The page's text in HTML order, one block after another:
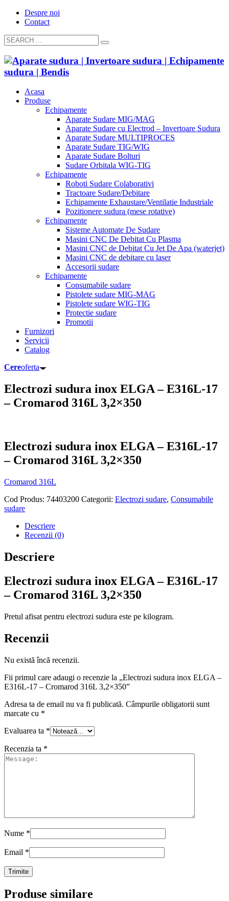
Despre noi
Contact
Acasa
Produse
Echipamente
Aparate Sudare MIG/MAG
Aparate Sudare cu Electrod – Invertoare Sudura
Aparate Sudare MULTIPROCES
Aparate Sudare TIG/WIG
Aparate Sudare Bolturi
Sudare Orbitala WIG-TIG
Echipamente
Roboti Sudare Colaborativi
Tractoare Sudare/Debitare
Echipamente Exhaustare/Ventilatie Industriale
Pozitionere sudura (mese rotative)
Echipamente
Sisteme Automate De Sudare
Masini CNC De Debitat Cu Plasma
Masini CNC de Debitat Cu Jet De Apa (waterjet)
Masini CNC de debitare cu laser
Accesorii sudare
Echipamente
Consumabile sudare
Pistolete sudare MIG-MAG
Pistolete sudare WIG-TIG
Protectie sudare
Promotii
Furnizori
Servicii
Catalog
Cereoferta
Electrozi sudura inox ELGA – E316L-17
– Cromarod 316L 3,2×350
Electrozi sudura inox ELGA – E316L-17
– Cromarod 316L 3,2×350
Cromarod 316L
Cod Produs: 74403200 Categorii: Electrozi sudare, Consumabile
sudare
Descriere
Recenzii (0)
Descriere
Electrozi sudura inox ELGA – E316L-17
– Cromarod 316L 3,2×350
Pretul afisat pentru electrozi sudura este pe kilogram.
Recenzii
Nu există încă recenzii.
Fii primul care adaugi o recenzie la „Electrozi sudura inox ELGA –
E316L-17 – Cromarod 316L 3,2×350”
Adresa ta de email nu va fi publicată. Câmpurile obligatorii sunt
marcate cu *
Evaluarea ta *
Recenzia ta *
Nume *
Email *
Produse similare